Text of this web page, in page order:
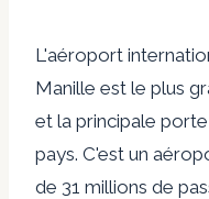
L'aéroport
Manille est le plus
et la principale
pays. C'est un
de 31 millions de